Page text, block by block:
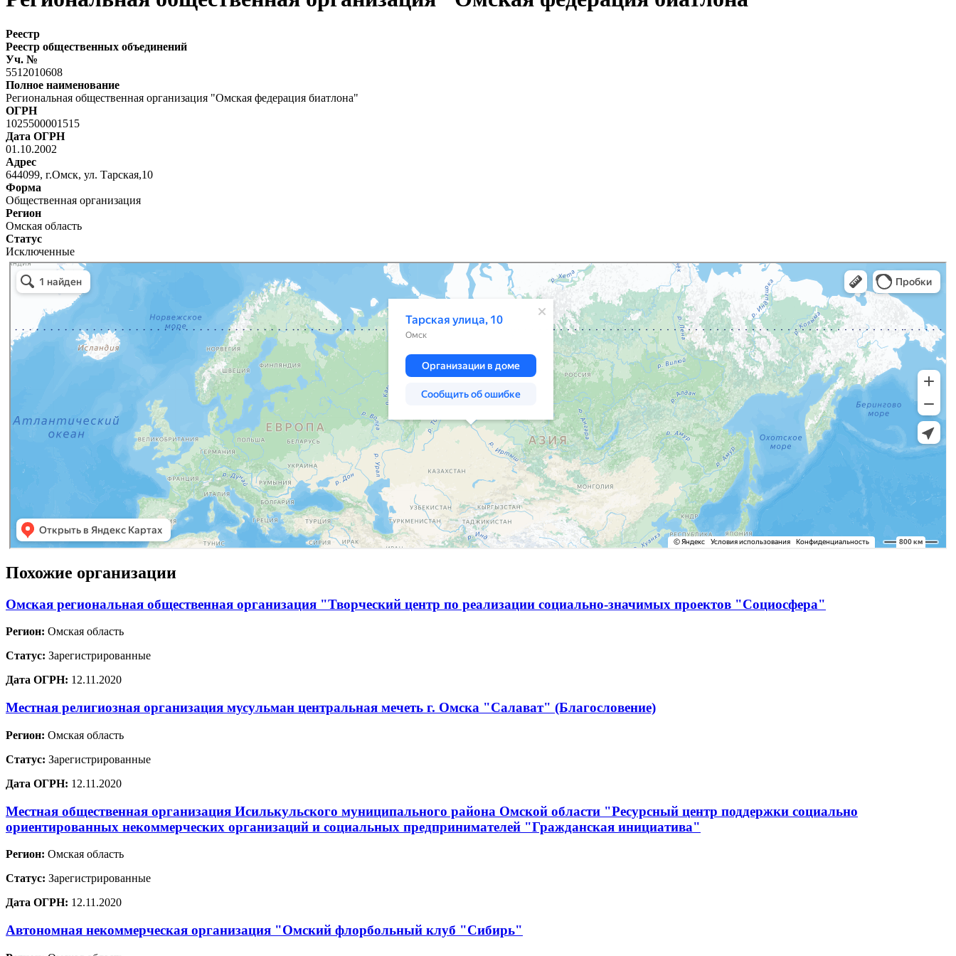
Реестр
Реестр общественных объединений
Уч. №
5512010608
Полное наименование
Региональная общественная организация "Омская федерация биатлона"
ОГРН
1025500001515
Дата ОГРН
01.10.2002
Адрес
644099, г.Омск, ул. Тарская,10
Форма
Общественная организация
Регион
Омская область
Статус
Исключенные
Похожие организации
Омская региональная общественная организация "Творческий центр по реализации социально-значимых проектов "Социосфера"
Регион: Омская область
Статус: Зарегистрированные
Дата ОГРН: 12.11.2020
Местная религиозная организация мусульман центральная мечеть г. Омска "Салават" (Благословение)
Регион: Омская область
Статус: Зарегистрированные
Дата ОГРН: 12.11.2020
Местная общественная организация Исилькульского муниципального района Омской области "Ресурсный центр поддержки социально
ориентированных некоммерческих организаций и социальных предпринимателей "Гражданская инициатива"
Регион: Омская область
Статус: Зарегистрированные
Дата ОГРН: 12.11.2020
Автономная некоммерческая организация "Омский флорбольный клуб "Сибирь"